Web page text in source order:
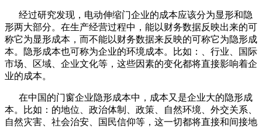
经过研究发现，电动伸缩门企业的成本应该分为显形和隐
形两大部分。在生产经营过程中，能以财务数据反映出来的可
称它为显形成本，而不能以财务数据来反映的可称它为隐形成
本。隐形成本也可称为企业的环境成本。比如：、行业、国际
市场、区域、企业文化等，这些因素的变化都将直接影响着企
业的成本。
在中国的门窗企业隐形成本中，成本又是企业大的隐形成
本。比如：的地位、政治体制、政策、自然环境、外交关系、
自然灾害、社会治安、国民信仰等，这一切都将直接和间接地